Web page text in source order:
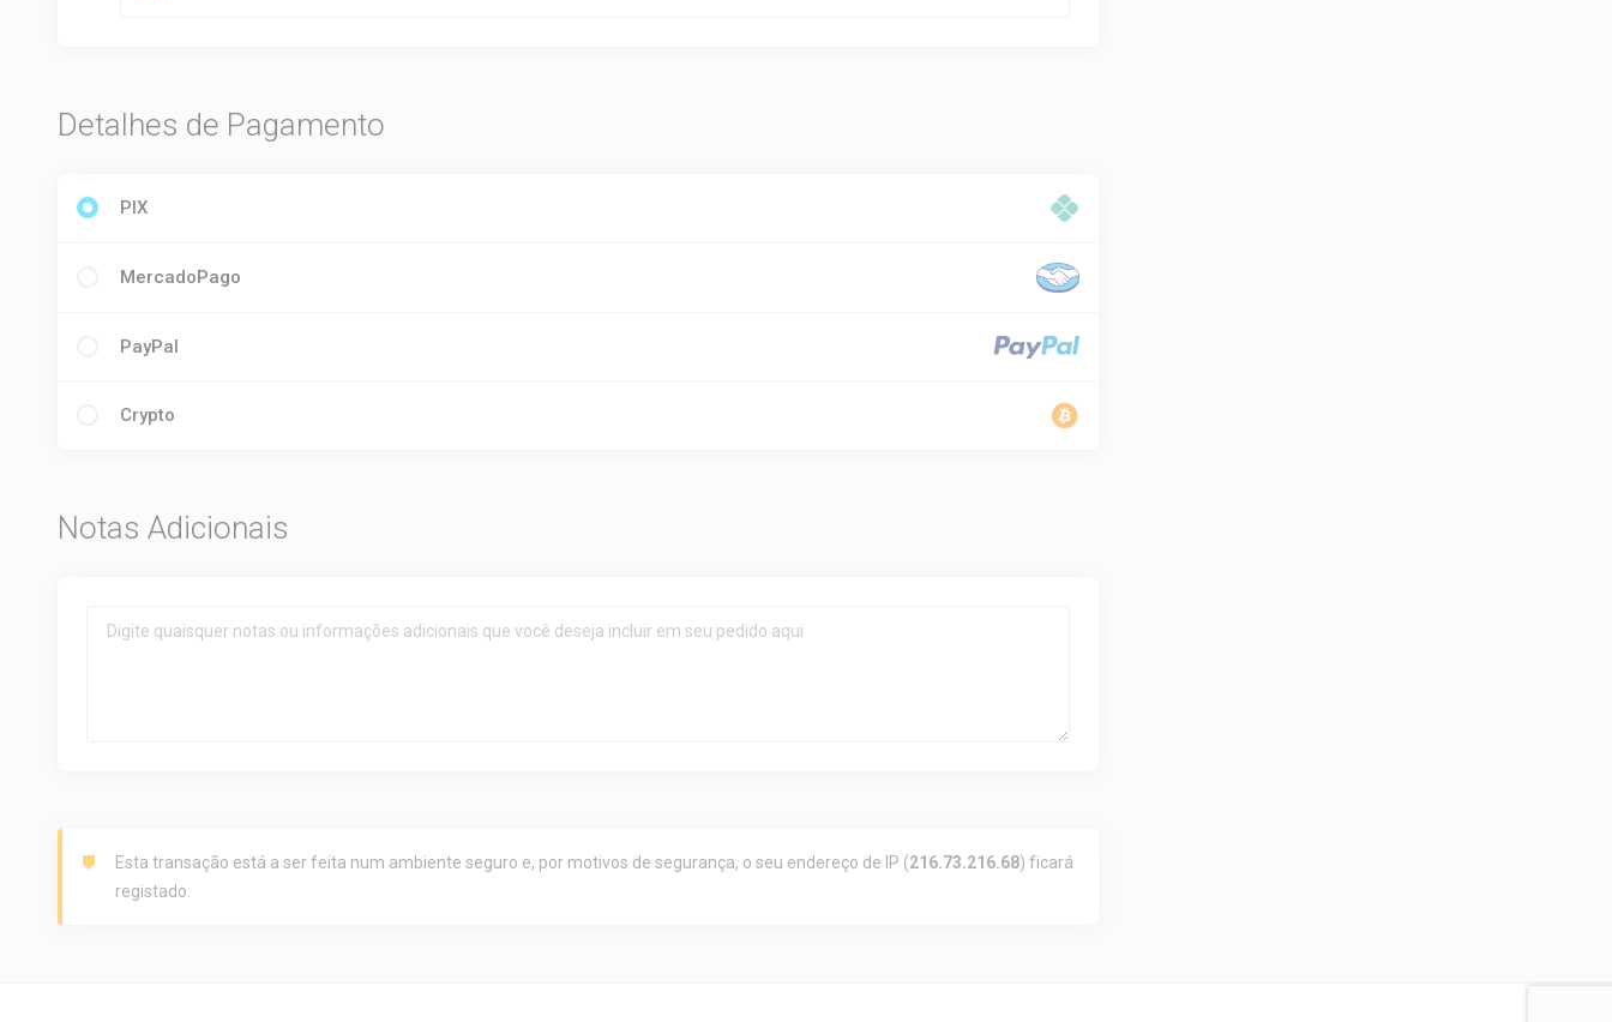
Detalhes de Pagamento
PIX
MercadoPago
PayPal
Crypto
Notas Adicionais
Esta transação está a ser feita num ambiente seguro e, por motivos de segurança, o seu endereço de IP (216.73.216.68) ficará
registado.